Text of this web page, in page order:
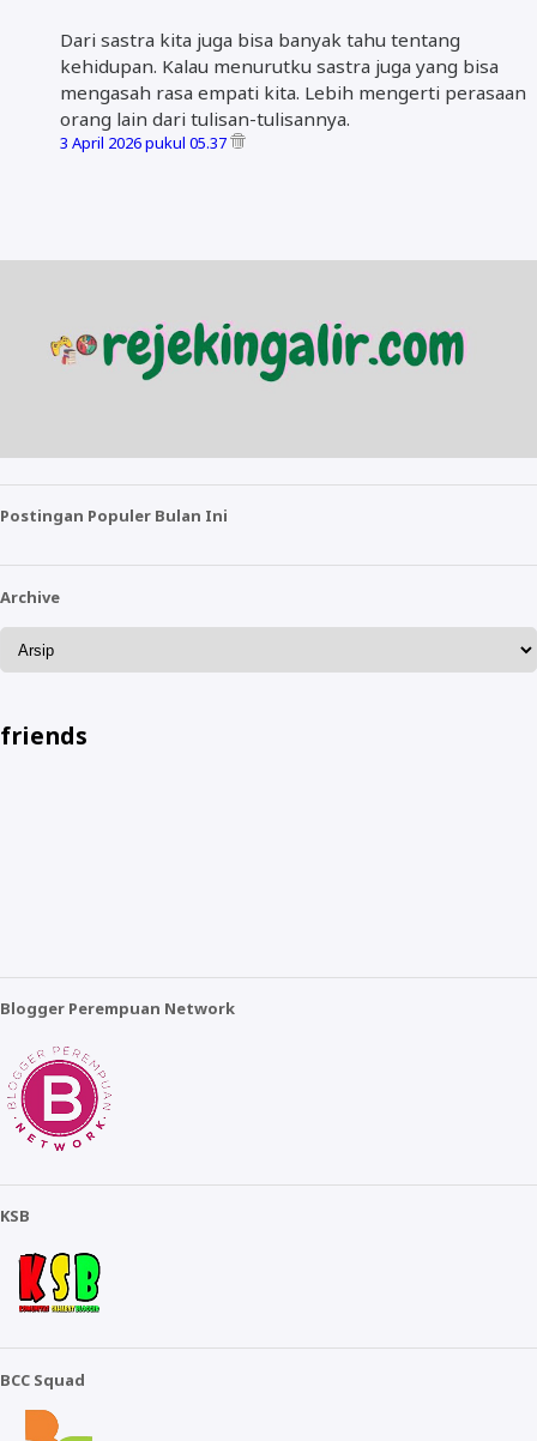
Dari sastra kita juga bisa banyak tahu tentang
kehidupan. Kalau menurutku sastra juga yang bisa
mengasah rasa empati kita. Lebih mengerti perasaan
orang lain dari tulisan-tulisannya.
3 April 2026 pukul 05.37
Postingan Populer Bulan Ini
Archive
friends
Blogger Perempuan Network
KSB
BCC Squad